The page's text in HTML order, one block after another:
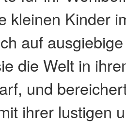
kleinen Kinder
auf
die Welt in
und
ihrer lustigen